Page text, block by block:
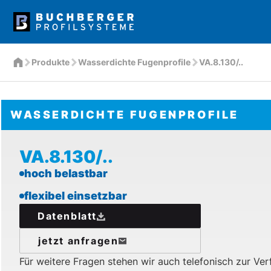
Produkte Wasserdichte Fugenprofile VA.8.130/..
WASSERDICHTE FUGENPROFILE
VA.8.130/..
hoch belastbar
flexibel einsetzbar
Datenblatt
jetzt anfragen
Für weitere Fragen stehen wir auch telefonisch zur